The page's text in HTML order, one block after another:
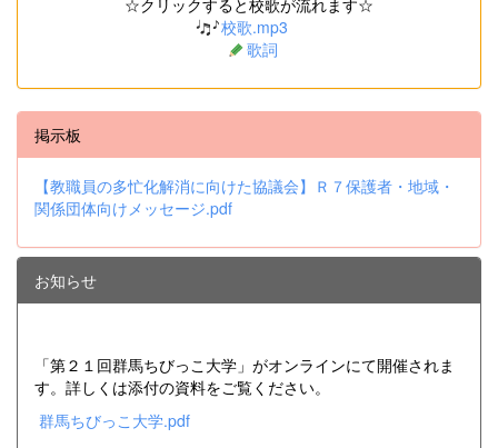
校歌.mp3
歌詞
掲示板
【教職員の多忙化解消に向けた協議会】Ｒ７保護者・地域・
関係団体向けメッセージ.pdf
お知らせ
「第２１回群馬ちびっこ大学」がオンラインにて開催されま
す。詳しくは添付の資料をご覧ください。
群馬ちびっこ大学.pdf